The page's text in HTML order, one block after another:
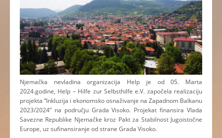
Njemačka nevladina organizacija Help je od 05. Marta
2024.godine, Help – Hilfe zur Selbsthilfe e.V. započela realizaciju
projekta “Inkluzija i ekonomsko osnaživanje na Zapadnom Balkanu
2023/2024” na području Grada Visoko. Projekat finansira Vlada
Savezne Republike Njemačke kroz Pakt za Stabilnost Jugoistočne
Europe, uz sufinansiranje od strane Grada Visoko.